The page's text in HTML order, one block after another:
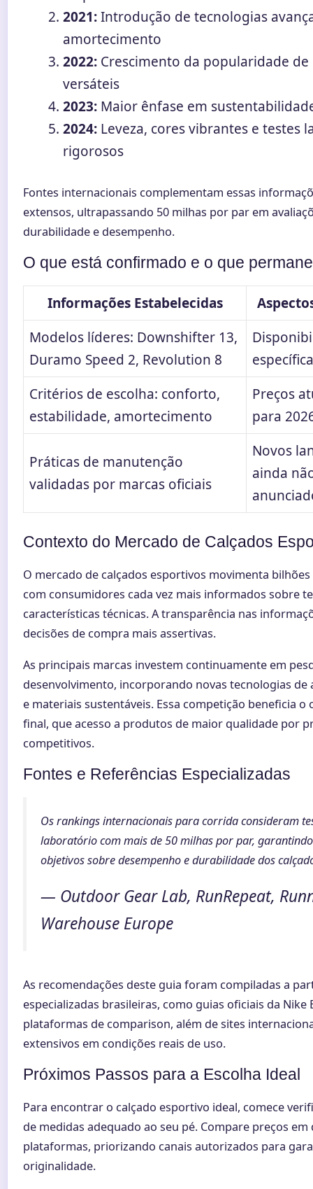
2021:Introdução de tecnologias
amortecimento
2022: Crescimento da popularidade
versáteis
2023: Maior ênfase em
2024: Leveza, cores vibrantes e testes
rigorosos
Fontes internacionais complementam essas
extensos, ultrapassando 50 milhas por par em
durabilidade e desempenho.
O que está confirmado e o que
Informações Estabelecidas
Modelos líderes: Downshifter 13,
Duramo Speed 2, Revolution 8
Critérios de escolha: conforto,
estabilidade, amortecimento
Preços
para
Práticas de manutenção
validadas por marcas oficiais
Novos
ainda
Contexto do Mercado de Calçados
O mercado de calçados esportivos movimenta
com consumidores cada vez mais informados sobre
características técnicas. A transparência nas
decisões de compra mais assertivas.
As principais marcas investem continuamente em
desenvolvimento, incorporando novas tecnologias
e materiais sustentáveis. Essa competição beneficia o
final, que acesso a produtos de maior qualidade por
competitivos.
Fontes e Referências Especializadas
Os rankings internacionais para corrida consideram
laboratório com mais de 50 milhas por par,
objetivos sobre desempenho e durabilidade dos
— Outdoor Gear Lab, RunRepeat,
Warehouse Europe
As recomendações deste guia foram compiladas a
especializadas brasileiras, como guias oficiais da Nike
plataformas de comparison, além de sites
extensivos em condições reais de uso.
Próximos Passos para a Escolha Ideal
Para encontrar o calçado esportivo ideal, comece
de medidas adequado ao seu pé. Compare preços
plataformas, priorizando canais autorizados para
originalidade.